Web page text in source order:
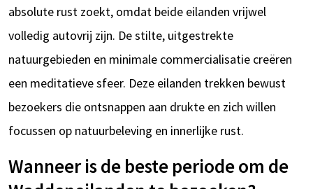
absolute rust zoekt, omdat beide eilanden vrijwel
volledig autovrij zijn. De stilte, uitgestrekte
natuurgebieden en minimale commercialisatie creëren
een meditatieve sfeer. Deze eilanden trekken bewust
bezoekers die ontsnappen aan drukte en zich willen
focussen op natuurbeleving en innerlijke rust.
Wanneer is de beste periode om de